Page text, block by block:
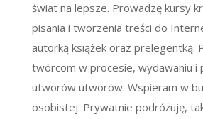
świat na lepsze. Prowadzę kursy
pisania i tworzenia treści do
autorką książek oraz prelegentką.
twórcom w procesie, wydawaniu i
utworów utworów. Wspieram w
osobistej. Prywatnie podróżuję,